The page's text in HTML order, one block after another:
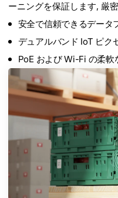
ーニングを保証します, 厳
安全で信頼できるデータ
デュアルバンド IoT ピク
PoE および Wi-Fi の柔軟